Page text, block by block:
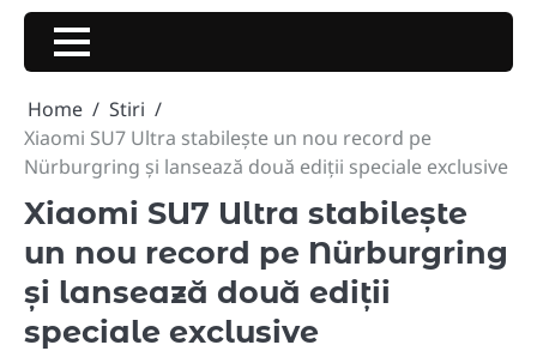
Skip
content
Home
Stiri
Xiaomi SU7 Ultra stabilește un nou record pe
Nürburgring și lansează două ediții speciale exclusive
Xiaomi SU7 Ultra stabilește
un nou record pe Nürburgring
și lansează două ediții
speciale exclusive